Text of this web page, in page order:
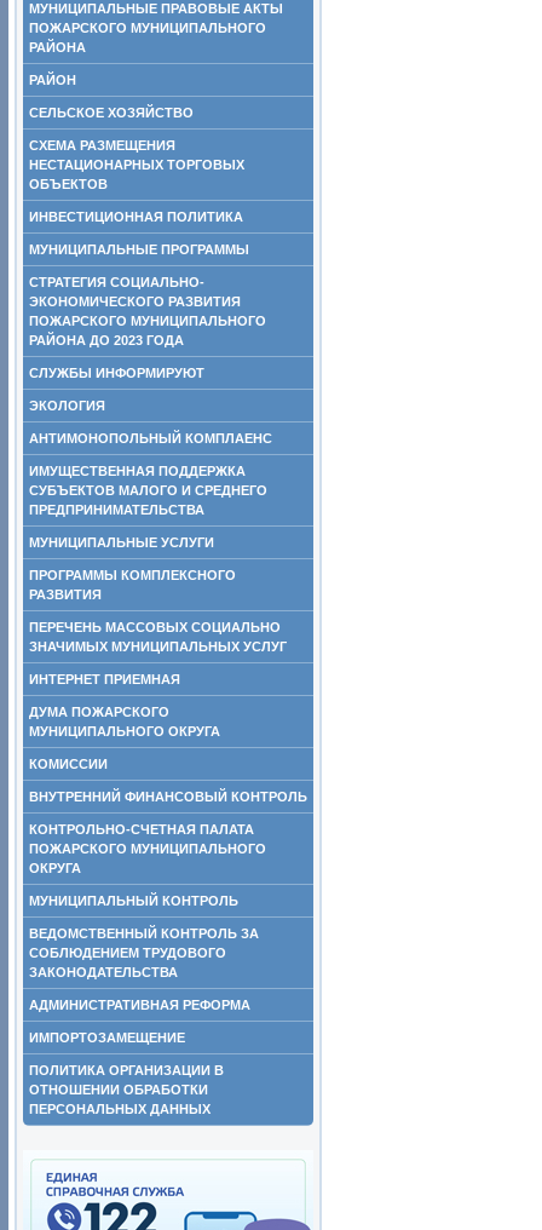
МУНИЦИПАЛЬНЫЕ ПРАВОВЫЕ АКТЫ
ПОЖАРСКОГО МУНИЦИПАЛЬНОГО
РАЙОНА
РАЙОН
СЕЛЬСКОЕ ХОЗЯЙСТВО
СХЕМА РАЗМЕЩЕНИЯ
НЕСТАЦИОНАРНЫХ ТОРГОВЫХ
ОБЪЕКТОВ
ИНВЕСТИЦИОННАЯ ПОЛИТИКА
МУНИЦИПАЛЬНЫЕ ПРОГРАММЫ
СТРАТЕГИЯ СОЦИАЛЬНО-
ЭКОНОМИЧЕСКОГО РАЗВИТИЯ
ПОЖАРСКОГО МУНИЦИПАЛЬНОГО
РАЙОНА ДО 2023 ГОДА
СЛУЖБЫ ИНФОРМИРУЮТ
ЭКОЛОГИЯ
АНТИМОНОПОЛЬНЫЙ КОМПЛАЕНС
ИМУЩЕСТВЕННАЯ ПОДДЕРЖКА
СУБЪЕКТОВ МАЛОГО И СРЕДНЕГО
ПРЕДПРИНИМАТЕЛЬСТВА
МУНИЦИПАЛЬНЫЕ УСЛУГИ
ПРОГРАММЫ КОМПЛЕКСНОГО
РАЗВИТИЯ
ПЕРЕЧЕНЬ МАССОВЫХ СОЦИАЛЬНО
ЗНАЧИМЫХ МУНИЦИПАЛЬНЫХ УСЛУГ
ИНТЕРНЕТ ПРИЕМНАЯ
ДУМА ПОЖАРСКОГО
МУНИЦИПАЛЬНОГО ОКРУГА
КОМИССИИ
ВНУТРЕННИЙ ФИНАНСОВЫЙ КОНТРОЛЬ
КОНТРОЛЬНО-СЧЕТНАЯ ПАЛАТА
ПОЖАРСКОГО МУНИЦИПАЛЬНОГО
ОКРУГА
МУНИЦИПАЛЬНЫЙ КОНТРОЛЬ
ВЕДОМСТВЕННЫЙ КОНТРОЛЬ ЗА
СОБЛЮДЕНИЕМ ТРУДОВОГО
ЗАКОНОДАТЕЛЬСТВА
АДМИНИСТРАТИВНАЯ РЕФОРМА
ИМПОРТОЗАМЕЩЕНИЕ
ПОЛИТИКА ОРГАНИЗАЦИИ В
ОТНОШЕНИИ ОБРАБОТКИ
ПЕРСОНАЛЬНЫХ ДАННЫХ